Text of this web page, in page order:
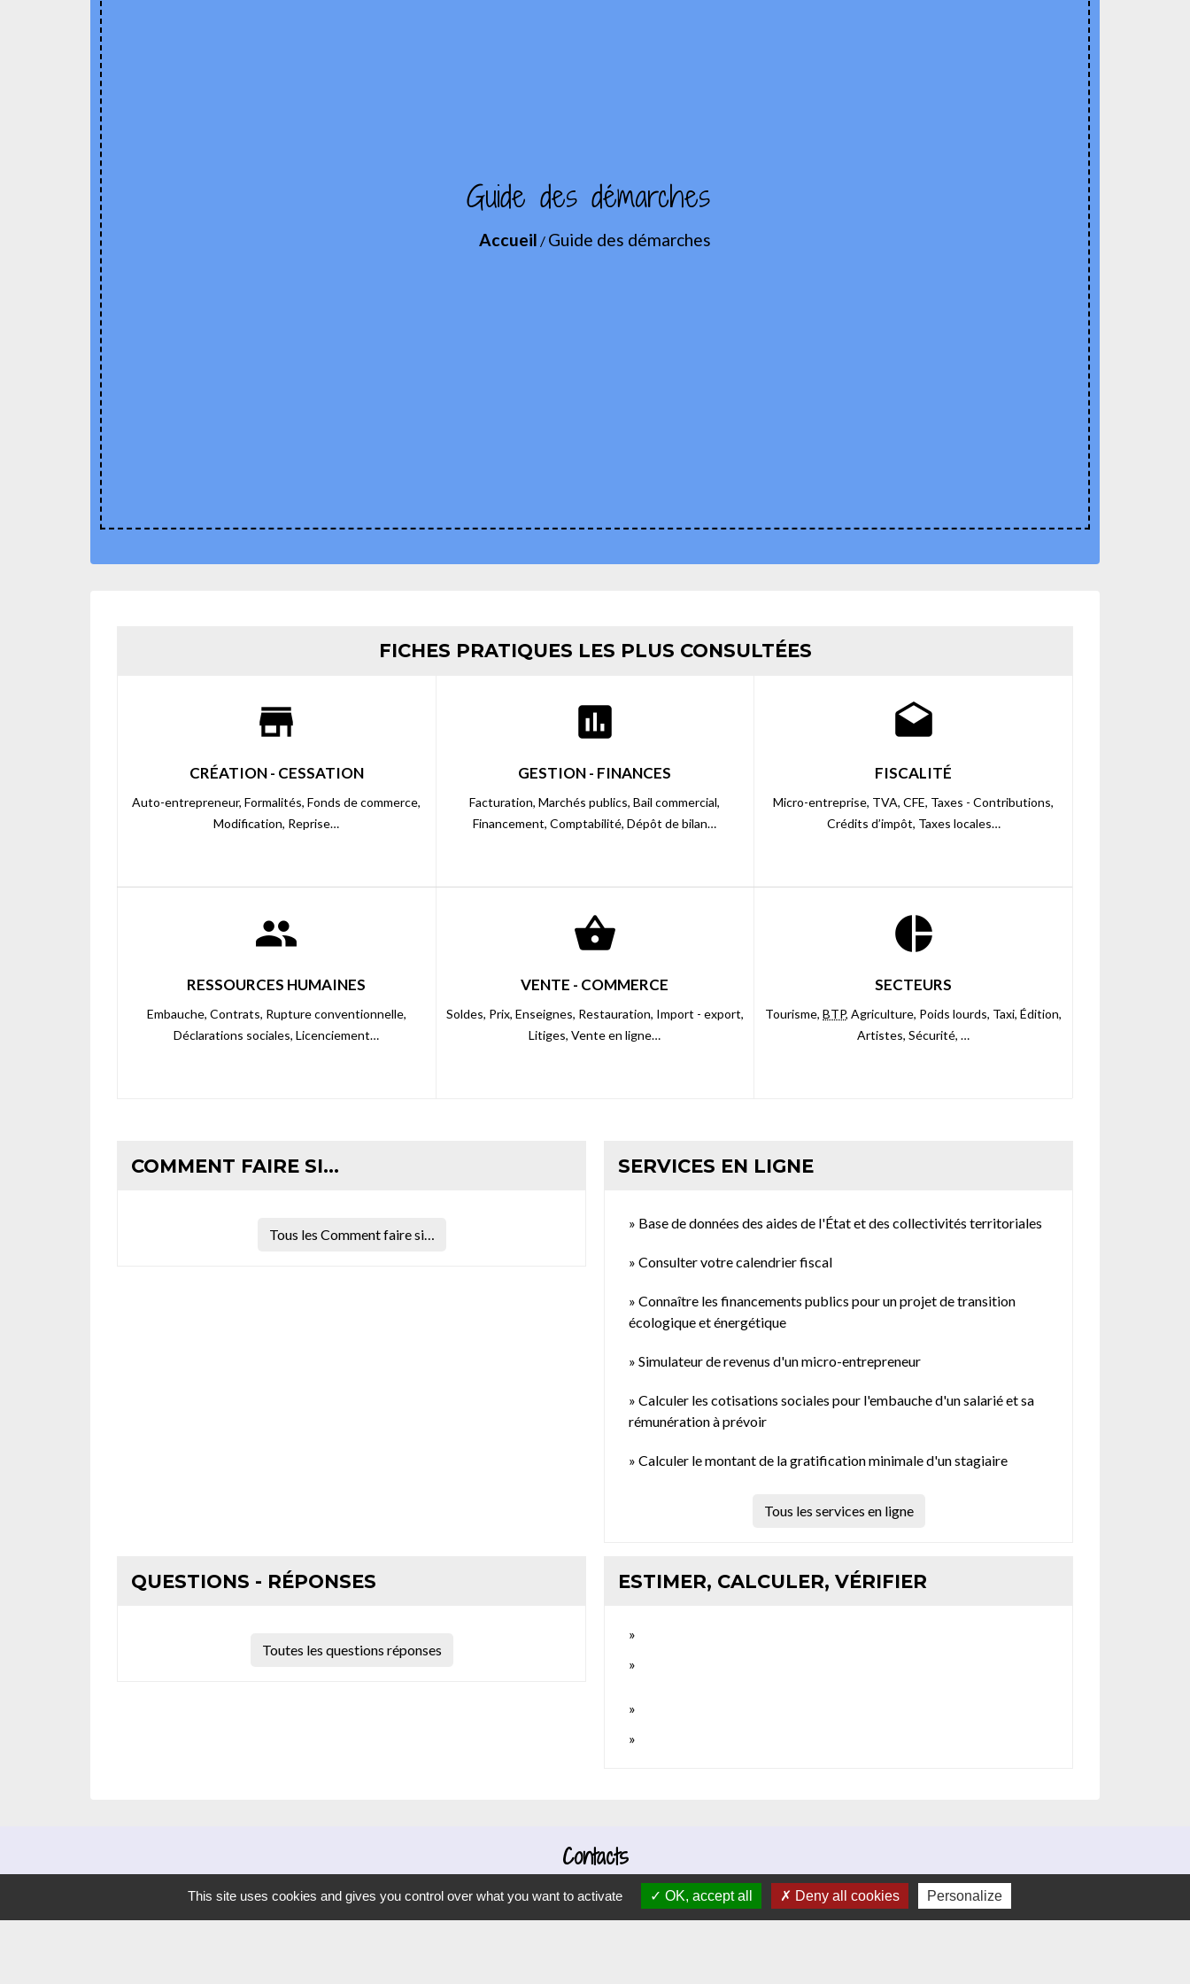
Guide des démarches
Accueil / Guide des démarches
FICHES PRATIQUES LES PLUS CONSULTÉES
store
CRÉATION - CESSATION
Auto-entrepreneur,Formalités,Fonds de commerce,
Modification, Reprise…
assessment
GESTION - FINANCES
Facturation,Marchés publics,Bail commercial,
Financement,Comptabilité,Dépôt de bilan…
drafts
FISCALITÉ
Micro-entreprise, TVA,CFE, Taxes - Contributions,
Crédits d’impôt, Taxes locales…
people
RESSOURCES HUMAINES
Embauche, Contrats, Rupture conventionnelle,
Déclarations sociales,Licenciement…
shopping_basket
VENTE - COMMERCE
Soldes, Prix, Enseignes, Restauration, Import - export,
Litiges,Vente en ligne…
pie_chart
SECTEURS
Tourisme,BTP,Agriculture, Poids lourds, Taxi,Édition,
Artistes,Sécurité, …
COMMENT FAIRE SI…
Tous les Comment faire si…
SERVICES EN LIGNE
Base de données des aides de l'État et des collectivités territoriales
Consulter votre calendrier fiscal
Connaître les financements publics pour un projet de transition
écologique et énergétique
Simulateur de revenus d'un micro-entrepreneur
Calculer les cotisations sociales pour l'embauche d'un salarié et sa
rémunération à prévoir
Calculer le montant de la gratification minimale d'un stagiaire
Tous les services en ligne
QUESTIONS - RÉPONSES
Toutes les questions réponses
ESTIMER, CALCULER, VÉRIFIER
Contacts
Commune d'Hauteville-lès-Dijon
4 rue Riottes
This site uses cookies and gives you control over what you want to activate OK, accept all Deny all cookies Personalize